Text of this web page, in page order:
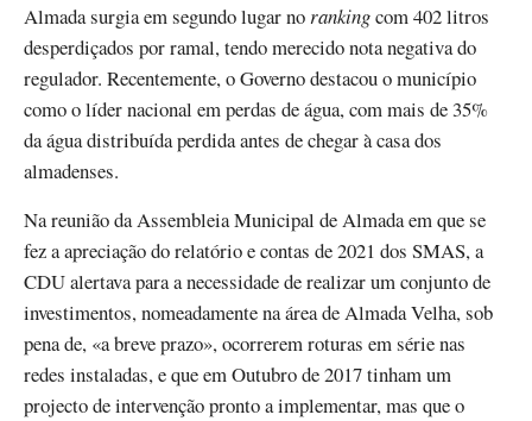
Almada surgia em segundo lugar norankingcom 402 litros
desperdiçados por ramal, tendo merecido nota negativa do
regulador. Recentemente, o Governo destacou o município
como o líder nacional em perdas de água, com mais de 35%
da água distribuída perdida antes de chegar à casa dos
almadenses.
Na reunião da Assembleia Municipal de Almada em que se
fez a apreciação do relatório e contas de 2021 dos SMAS, a
CDU alertava para a necessidade de realizar um conjunto de
investimentos, nomeadamente na área de Almada Velha, sob
pena de, «a breve prazo», ocorrerem roturas em série nas
redes instaladas, e que em Outubro de 2017 tinham um
projecto de intervenção pronto a implementar, mas que o